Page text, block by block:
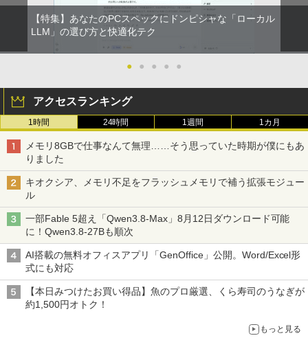
【特集】あなたのPCスペックにドンピシャな「ローカル
LLM」の選び方と快適化テク
● ● ● ● ●
アクセスランキング
1時間 24時間 1週間 1カ月
メモリ8GBで仕事なんて無理……そう思っていた時期が僕にもあ
りました
キオクシア、メモリ不足をフラッシュメモリで補う拡張モジュー
ル
一部Fable 5超え「Qwen3.8-Max」8月12日ダウンロード可能
に！Qwen3.8-27Bも順次
AI搭載の無料オフィスアプリ「GenOffice」公開。Word/Excel形
式にも対応
【本日みつけたお買い得品】魚のプロ厳選、くら寿司のうなぎが
約1,500円オトク！
もっと見る